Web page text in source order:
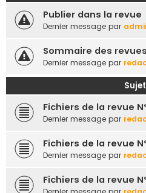
Publier dans la revue
Dernier message par
Sommaire des revues
Dernier message par
Fichiers de la revue
Dernier message par
Fichiers de la revue
Dernier message par
Fichiers de la revue